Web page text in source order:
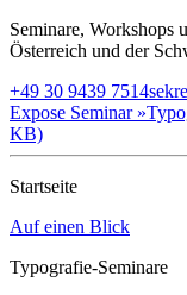
Seminare, Workshops
Österreich und der
+49 30 9439 7514
Expose Seminar
KB)
Startseite
Auf einen Blick
Typografie-Seminare